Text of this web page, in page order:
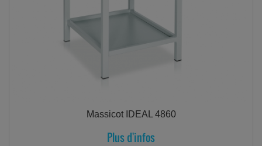
Massicot IDEAL 4860
Plus d'infos